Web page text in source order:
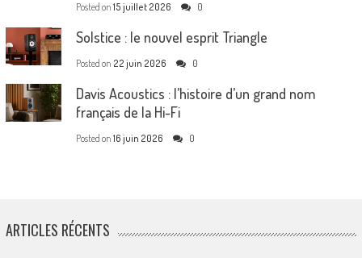
Posted on 15 juillet 2026 0
Solstice : le nouvel esprit Triangle
Posted on 22 juin 2026 0
Davis Acoustics : l’histoire d’un grand nom
français de la Hi-Fi
Posted on 16 juin 2026 0
ARTICLES RÉCENTS